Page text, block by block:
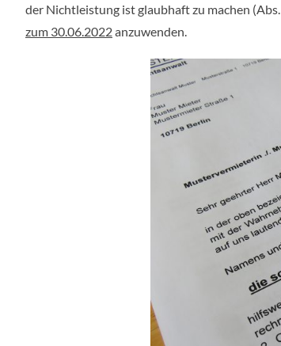
der Nichtleistung ist glaubhaft zu machen
zum 30.06.2022anzuwenden.